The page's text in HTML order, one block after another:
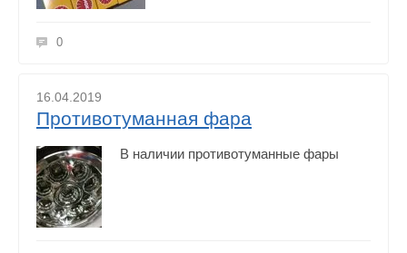
0
16.04.2019
Противотуманная фара
В наличии противотуманные фары